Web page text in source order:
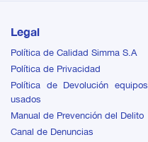
Legal
Política de Calidad Simma S.A
Política de Privacidad
Política de Devolución equipos
usados
Manual de Prevención del Delito
Canal de Denuncias